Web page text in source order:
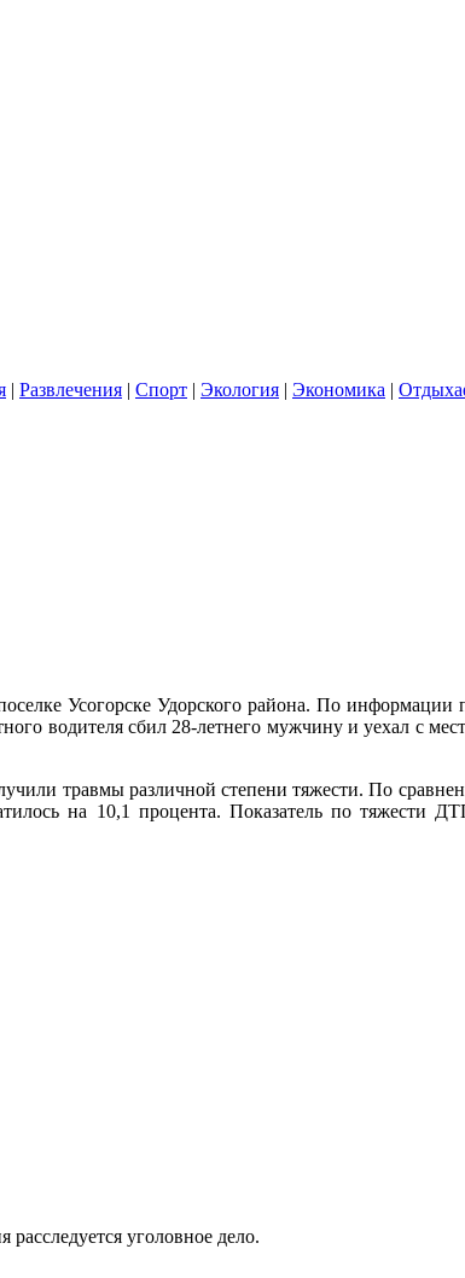
| Развлечения | Спорт | Экология | Экономика |
Усогорске Удорского района. По
водителя сбил 28-летнего мужчину и уехал с
травмы различной степени тяжести. По
на 10,1 процента. Показатель по тяжести
уголовное дело.